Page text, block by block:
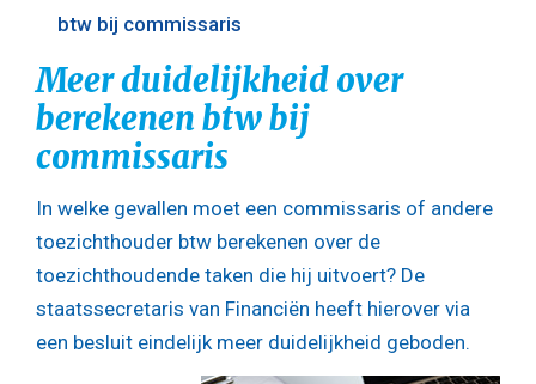
btw bij commissaris
Meer duidelijkheid over
berekenen btw bij
commissaris
In welke gevallen moet een commissaris of andere
toezichthouder btw berekenen over de
toezichthoudende taken die hij uitvoert? De
staatssecretaris van Financiën heeft hierover via
een besluit eindelijk meer duidelijkheid geboden.